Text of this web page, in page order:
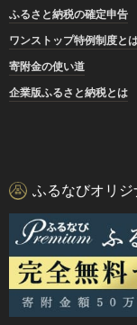
ふるさと納税の確定申告
ワンストップ特例制度と
寄附金の使い道
企業版ふるさと納税とは
ふるなびオリ